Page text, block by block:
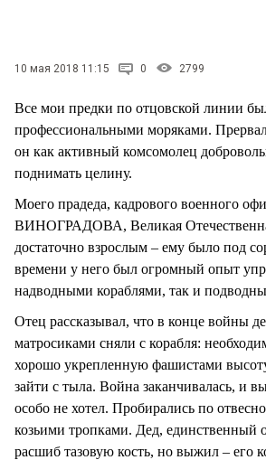
10 мая 2018 11:15 0 2799
Все мои предки по отцовской линии
профессиональными моряками.
он как активный комсомолец
поднимать целину.
Моего прадеда, кадрового военного
ВИНОГРАДОВА, Великая
достаточно взрослым – ему было под
времени у него был огромный опыт
надводными кораблями, так и
Отец рассказывал, что в конце войны
матросиками сняли с корабля:
хорошо укрепленную фашистами
зайти с тыла. Война заканчивалась, и
особо не хотел. Пробирались по
козьими тропками. Дед, единственный
расшиб тазовую кость, но выжил – его